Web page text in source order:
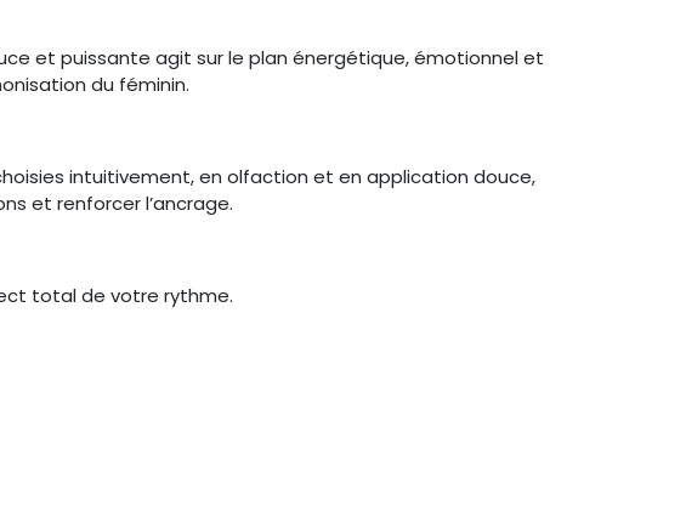
et puissante agit sur le plan énergétique, émotionnel et
du féminin.
intuitivement, en olfaction et en application douce,
et renforcer l’ancrage.
total de votre rythme.